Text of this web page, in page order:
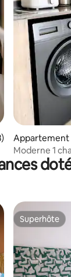
4,93 sur 5
moyenne
Appartement
Gaborone
Moderne 1 chambre
PrimVilla
Superhôte
Superhôte